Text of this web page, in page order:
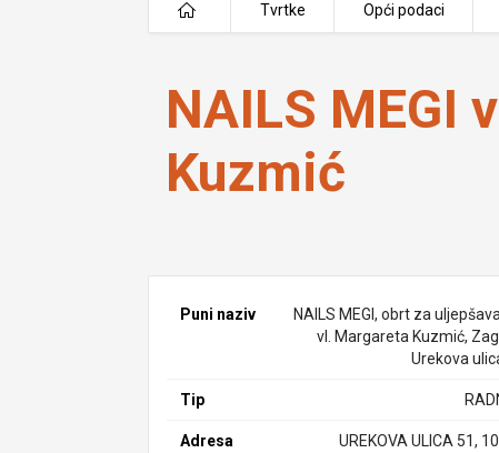
Tvrtke Opći podaci
NAILS MEGI vl. Margareta Kuzmić
NAILS MEGI
Kuzmić
Puni naziv
NAILS MEGI, obrt za
vl. Margareta Kuzmić,
Urekova
Tip
Adresa
UREKOVA ULICA 51,